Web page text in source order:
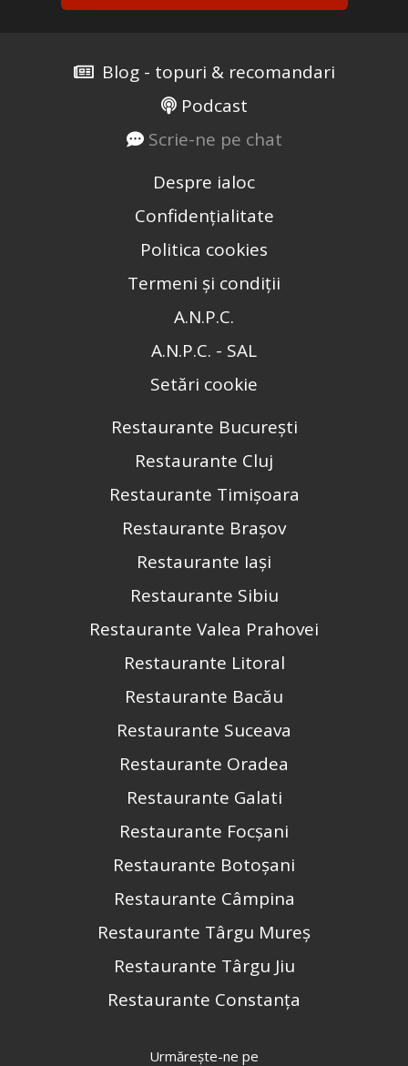
Blog - topuri & recomandari
Podcast
Scrie-ne pe chat
Despre ialoc
Confidențialitate
Politica cookies
Termeni și condiții
A.N.P.C.
A.N.P.C. - SAL
Setări cookie
Restaurante București
Restaurante Cluj
Restaurante Timișoara
Restaurante Brașov
Restaurante Iași
Restaurante Sibiu
Restaurante Valea Prahovei
Restaurante Litoral
Restaurante Bacău
Restaurante Suceava
Restaurante Oradea
Restaurante Galati
Restaurante Focșani
Restaurante Botoșani
Restaurante Câmpina
Restaurante Târgu Mureș
Restaurante Târgu Jiu
Restaurante Constanța
Urmărește-ne pe